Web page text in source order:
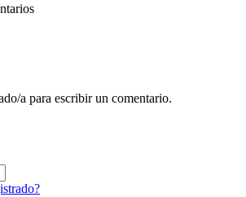
a para escribir un comentario.